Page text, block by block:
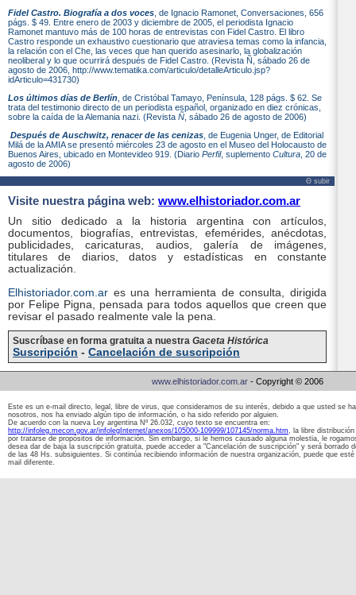
Fidel Castro. Biografía a dos voces , de Ignacio Ramonet, Conversaciones, 656
págs. $ 49. Entre enero de 2003 y diciembre de 2005, el periodista Ignacio
Ramonet mantuvo más de 100 horas de entrevistas con Fidel Castro. El libro
Castro responde un exhaustivo cuestionario que atraviesa temas como la infancia,
la relación con el Che, las veces que han querido asesinarlo, la globalización
neoliberal y lo que ocurrirá después de Fidel Castro. (Revista Ñ, sábado 26 de
agosto de 2006, http://www.tematika.com/articulo/detalleArticulo.jsp?
idArticulo=431730)
Los últimos días de Berlín , de Cristóbal Tamayo, Península, 128 págs. $ 62. Se
trata del testimonio directo de un periodista español, organizado en diez crónicas,
sobre la caída de la Alemania nazi. (Revista Ñ , sábado 26 de agosto de 2006)
Después de Auschwitz, renacer de las cenizas , de Eugenia Unger, de Editorial
Milá de la AMIA se presentó miércoles 23 de agosto en el Museo del Holocausto de
Buenos Aires, ubicado en Montevideo 919. (Diario Perfil, suplemento Cultura , 20 de
agosto de 2006)
Θ subir
Visite nuestra página web: www.elhistoriador.com.ar
Un sitio dedicado a la historia argentina con artículos,
documentos, biografías, entrevistas, efemérides, anécdotas,
publicidades, caricaturas, audios, galería de imágenes,
titulares de diarios, datos y estadísticas en constante
actualización.
Elhistoriador.com.ar es una herramienta de consulta, dirigida
por Felipe Pigna, pensada para todos aquellos que creen que
revisar el pasado realmente vale la pena.
Suscríbase en forma gratuita a nuestra Gaceta Histórica
Suscripción - Cancelación de suscripción
www.elhistoriador.com.ar - Copyright © 2006
Este es un e-mail directo, legal, libre de virus, que consideramos de su interés, debido a que usted se
nosotros, nos ha enviado algún tipo de información, o ha sido referido por alguien.
De acuerdo con la nueva Ley argentina Nº 26.032, cuyo texto se encuentra en:
http://infoleg.mecon.gov.ar/infolegInternet/anexos/105000-109999/107145/norma.htm, la libre
por tratarse de propósitos de información. Sin embargo, si le hemos causado alguna molestia, le
desea dar de baja la suscripción gratuita, puede acceder a "Cancelación de suscripción" y será borrado
de las 48 Hs. subsiguientes. Si continúa recibiendo información de nuestra organización, puede que
mail diferente.